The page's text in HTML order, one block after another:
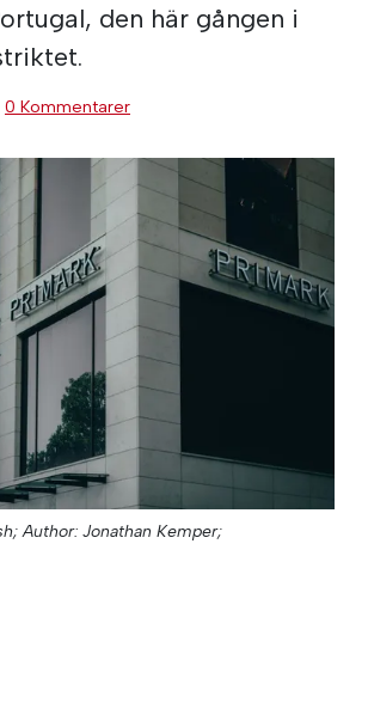
den här gången i
0 Kommentarer
Author: Jonathan Kemper;